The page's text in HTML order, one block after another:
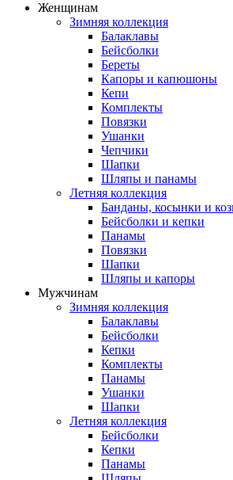
Женщинам
Зимняя коллекция
Балаклавы
Бейсболки
Береты
Капоры и капюшоны
Кепи
Комплекты
Повязки
Ушанки
Чепчики
Шапки
Шляпы и панамы
Летняя коллекция
Банданы, косынки и
Бейсболки и кепки
Панамы
Повязки
Шапки
Шляпы и капоры
Мужчинам
Зимняя коллекция
Балаклавы
Бейсболки
Кепки
Комплекты
Панамы
Ушанки
Шапки
Летняя коллекция
Бейсболки
Кепки
Панамы